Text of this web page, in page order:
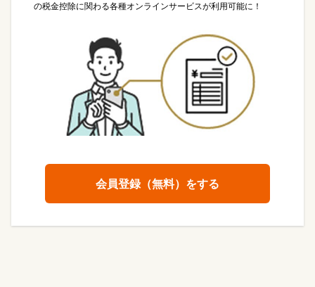
の税金控除に関わる各種オンラインサービスが利用可能に！
会員登録（無料）をする